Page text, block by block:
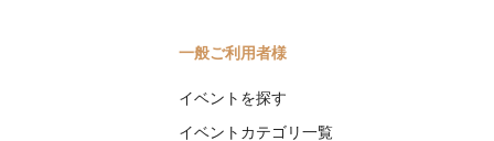
一般ご利用者様
イベントを探す
イベントカテゴリ一覧